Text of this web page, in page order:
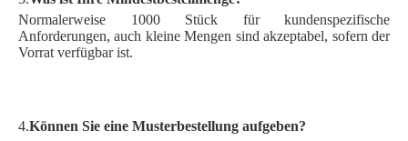
Normalerweise 1000 Stück für kundenspezifische
Anforderungen, auch kleine Mengen sind akzeptabel, sofern der
Vorrat verfügbar ist.
4.Können Sie eine Musterbestellung aufgeben?